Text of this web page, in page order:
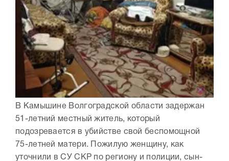
В Камышине Волгоградской области задержан
51-летний местный житель, который
подозревается в убийстве свой беспомощной
75-летней матери. Пожилую женщину, как
уточнили в СУ СКР по региону и полиции, сын-